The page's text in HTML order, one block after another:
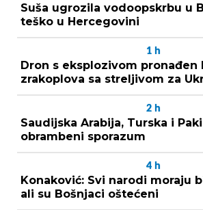
Suša ugrozila vodoopskrbu u
teško u Hercegovini
1 h
Dron s eksplozivom pronađen
zrakoplova sa streljivom za
2 h
Saudijska Arabija, Turska i
obrambeni sporazum
4 h
Konaković: Svi narodi moraju
ali su Bošnjaci oštećeni